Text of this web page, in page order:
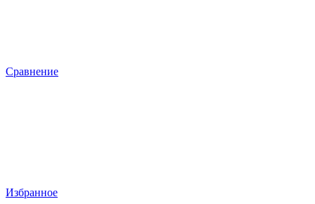
Сравнение
Избранное